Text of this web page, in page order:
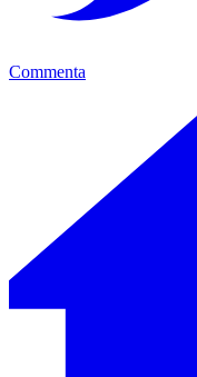
Commenta